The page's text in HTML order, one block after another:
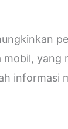
informasi